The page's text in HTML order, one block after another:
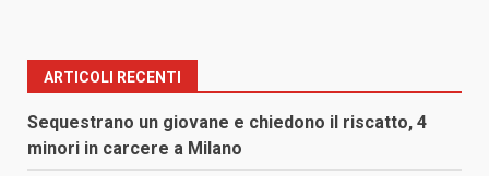
ARTICOLI RECENTI
Sequestrano un giovane e chiedono il riscatto, 4
minori in carcere a Milano